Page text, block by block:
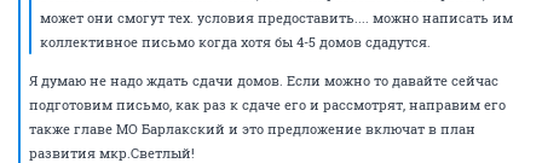
может они смогут тех. условия предоставить.... можно написать им
коллективное письмо когда хотя бы 4-5 домов сдадутся.
Я думаю не надо ждать сдачи домов. Если можно то давайте сейчас
подготовим письмо, как раз к сдаче его и рассмотрят, направим его
также главе МО Барлакский и это предложение включат в план
развития мкр.Светлый!